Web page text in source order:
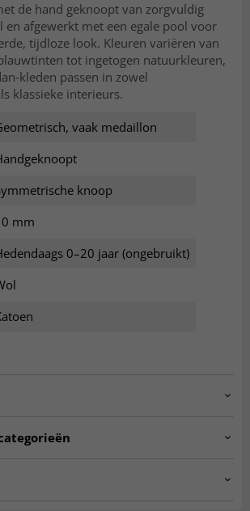
de hand geknoopt van zorgvuldig
en afgewerkt met een egale pool voor
tijdloze look. Kleuren variëren van
tot ingetogen natuurkleuren,
passen in zowel
klassieke interieurs.
vaak medaillon
knoop
mm
0–20 jaar (ongebruikt)